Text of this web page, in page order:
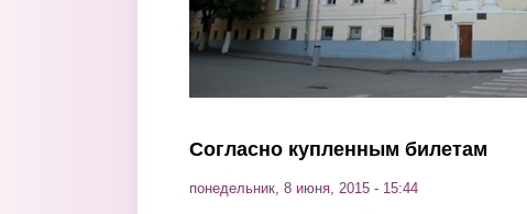
Согласно купленным билетам
понедельник, 8 июня, 2015 - 15:44